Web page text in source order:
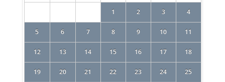
1
2 3 4
5 6 7 8 9 10 11
12 13 14 15 16 17 18
19 20 21 22 23 24 25